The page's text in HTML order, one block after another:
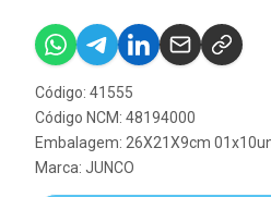
Código: 41555
Código NCM: 48194000
Embalagem: 26X21X9cm
Marca: JUNCO